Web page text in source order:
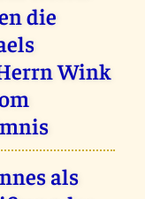
die
Wink
als